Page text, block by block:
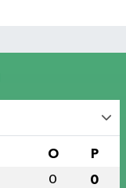
O P
0 0